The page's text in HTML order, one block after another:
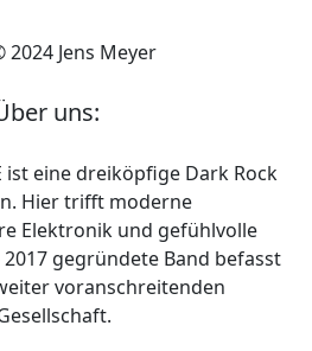
2024 Jens Meyer
uns:
ist eine dreiköpfige Dark Rock
Hier trifft moderne
Elektronik und gefühlvolle
gegründete Band befasst
voranschreitenden